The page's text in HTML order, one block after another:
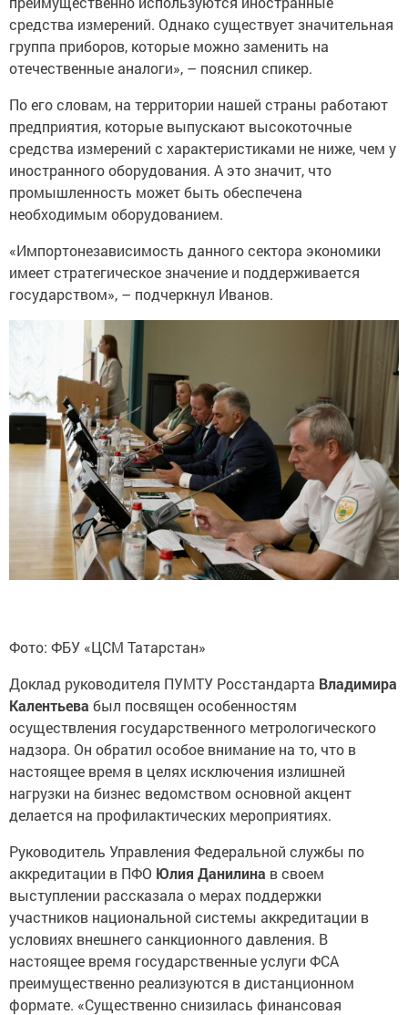
средства измерений. Однако существует значительная
группа приборов, которые можно заменить на
отечественные аналоги», – пояснил спикер.
По его словам, на территории нашей страны работают
предприятия, которые выпускают высокоточные
средства измерений с характеристиками не ниже, чем у
иностранного оборудования. А это значит, что
промышленность может быть обеспечена
необходимым оборудованием.
«Импортонезависимость данного сектора экономики
имеет стратегическое значение и поддерживается
государством», – подчеркнул Иванов.
Фото: ФБУ «ЦСМ Татарстан»
Доклад руководителя ПУМТУ Росстандарта Владимира
Калентьева был посвящен особенностям
осуществления государственного метрологического
надзора. Он обратил особое внимание на то, что в
настоящее время в целях исключения излишней
нагрузки на бизнес ведомством основной акцент
делается на профилактических мероприятиях.
Руководитель Управления Федеральной службы по
аккредитации в ПФО Юлия Данилина в своем
выступлении рассказала о мерах поддержки
участников национальной системы аккредитации в
условиях внешнего санкционного давления. В
настоящее время государственные услуги ФСА
преимущественно реализуются в дистанционном
формате. «Существенно снизилась финансовая